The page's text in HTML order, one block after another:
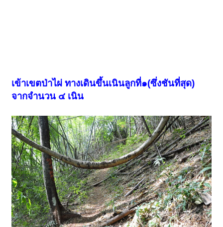
เข้าเขตป่าไผ่ ทางเดินขึ้นเนินลูกที่๑(ซึ่งชันที่สุด)
จากจำนวน ๔ เนิน